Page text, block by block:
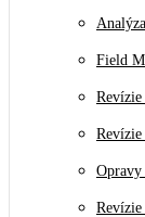
Field
Revízie
Opravy